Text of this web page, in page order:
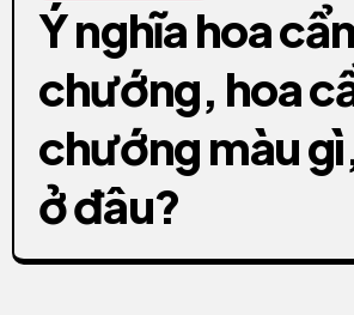
Ý nghĩa hoa
chướng, hoa
chướng màu
ở đâu?